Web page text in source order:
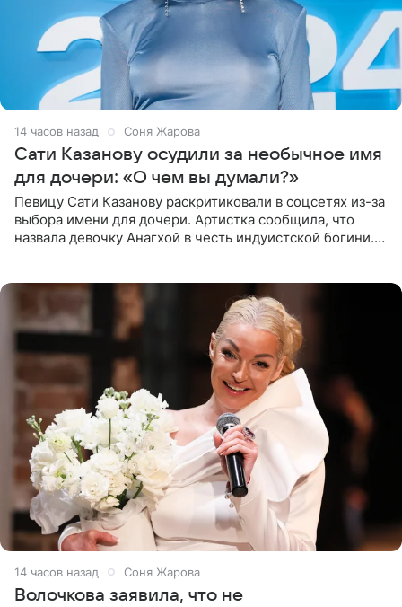
14 часов назад Соня Жарова
Сати Казанову осудили за необычное имя
для дочери: «О чем вы думали?»
Певицу Сати Казанову раскритиковали в соцсетях из-за
выбора имени для дочери. Артистка сообщила, что
назвала девочку Анагхой в честь индуистской богини.
14 часов назад Соня Жарова
Волочкова заявила, что не